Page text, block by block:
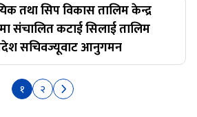
तथा सिप विकास तालिम केन्द्र
संचालित कटाई सिलाई तालिम
सचिवज्यूवाट आनुगमन
१ २